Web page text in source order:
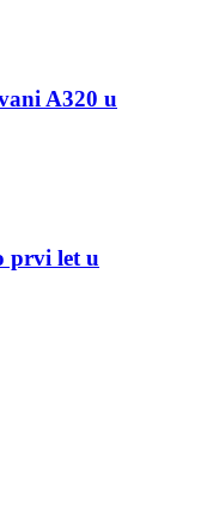
A320 u
prvi let u